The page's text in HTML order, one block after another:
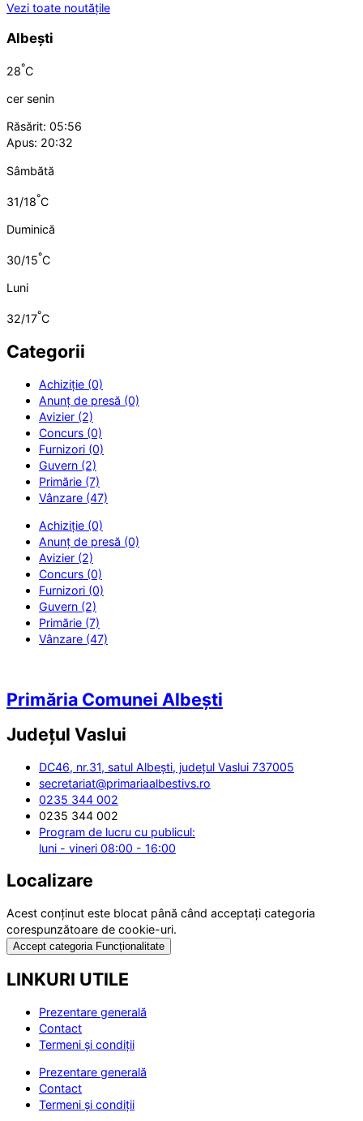
Vezi toate noutățile
Albești
28°C
cer senin
Răsărit: 05:56
Apus: 20:32
Sâmbătă
31/18°C
Duminică
30/15°C
Luni
32/17°C
Categorii
Achiziție (0)
Anunț de presă (0)
Avizier (2)
Concurs (0)
Furnizori (0)
Guvern (2)
Primărie (7)
Vânzare (47)
Achiziție (0)
Anunț de presă (0)
Avizier (2)
Concurs (0)
Furnizori (0)
Guvern (2)
Primărie (7)
Vânzare (47)
Primăria Comunei Albești
Județul Vaslui
DC46, nr.31, satul Albești, județul Vaslui 737005
secretariat@primariaalbestivs.ro
0235 344 002
0235 344 002
Program de lucru cu publicul:
luni - vineri 08:00 - 16:00
Localizare
Acest conținut este blocat până când acceptați categoria
corespunzătoare de cookie-uri.
Accept categoria Funcționalitate
LINKURI UTILE
Prezentare generală
Contact
Termeni și condiții
Prezentare generală
Contact
Termeni și condiții